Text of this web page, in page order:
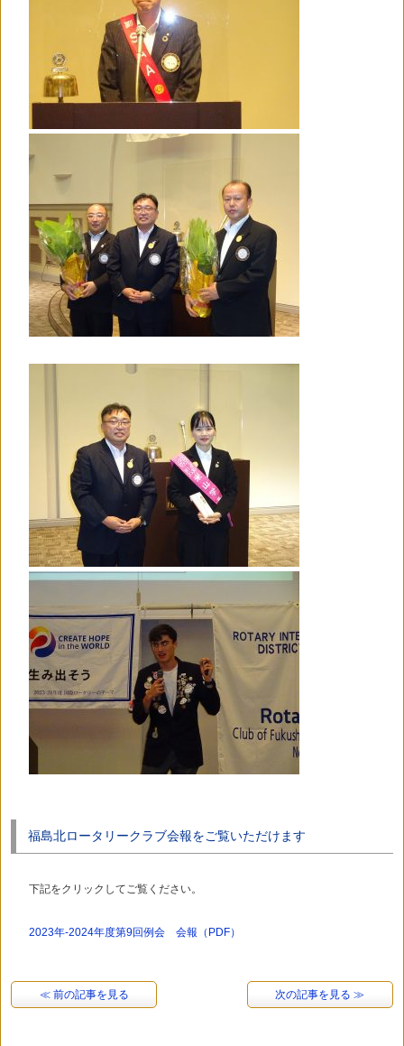
福島北ロータリークラブ会報をご覧いただけます
下記をクリックしてご覧ください。
2023年-2024年度第9回例会 会報（PDF）
≪ 前の記事を見る 次の記事を見る ≫